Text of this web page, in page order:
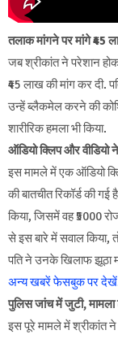
तलाक मांगने पर मांगे ₹45
जब श्रीकांत ने परेशान
₹45 लाख की मांग कर दी.
उन्हें ब्लैकमेल करने की
शारीरिक हमला भी किया.
ऑडियो क्लिप और वीडियो
इस मामले में एक ऑडियो
की बातचीत रिकॉर्ड की
किया, जिसमें वह ₹5000
से इस बारे में सवाल किया,
पति ने उनके खिलाफ झूठा
अन्य खबरें फेसबुक पर
पुलिस जांच में जुटी, मामला
इस पूरे मामले में श्रीकांत ने